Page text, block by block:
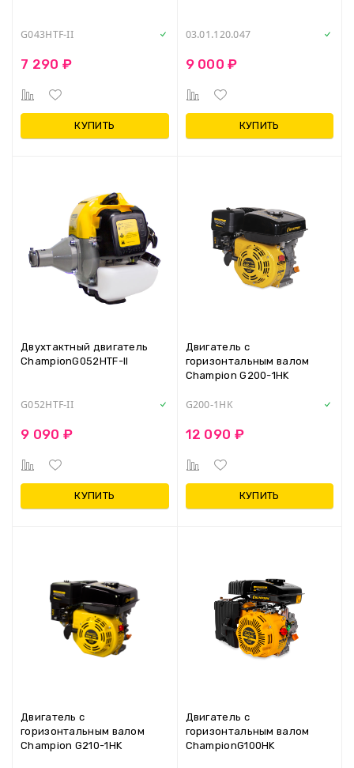
G043HTF-II
7 290 ₽
КУПИТЬ
03.01.120.047
9 000 ₽
КУПИТЬ
Двухтактный двигатель
ChampionG052HTF-II
G052HTF-II
9 090 ₽
КУПИТЬ
Двигатель с
горизонтальным валом
Champion G200-1HK
G200-1HK
12 090 ₽
КУПИТЬ
Двигатель с
горизонтальным валом
Champion G210-1HK
Двигатель с
горизонтальным валом
ChampionG100HK